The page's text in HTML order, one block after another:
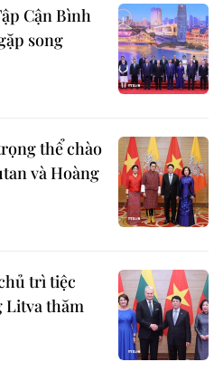
Cận Bình
song
thể chào
và Hoàng
trì tiệc
Litva thăm